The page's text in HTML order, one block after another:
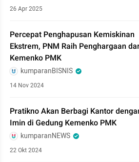
26 Apr 2025
Percepat Penghapusan Kemiskinan
Ekstrem, PNM Raih Penghargaan
Kemenko PMK
kumparanBISNIS
14 Nov 2024
Pratikno Akan Berbagi Kantor
Imin di Gedung Kemenko PMK
kumparanNEWS
22 Okt 2024